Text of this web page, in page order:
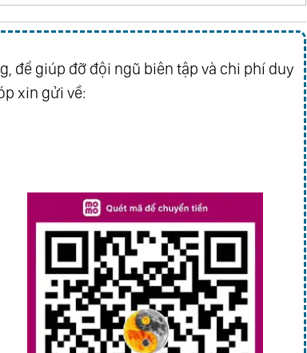
để giúp đỡ đội ngũ biên tập và chi phí duy
xin gửi về: